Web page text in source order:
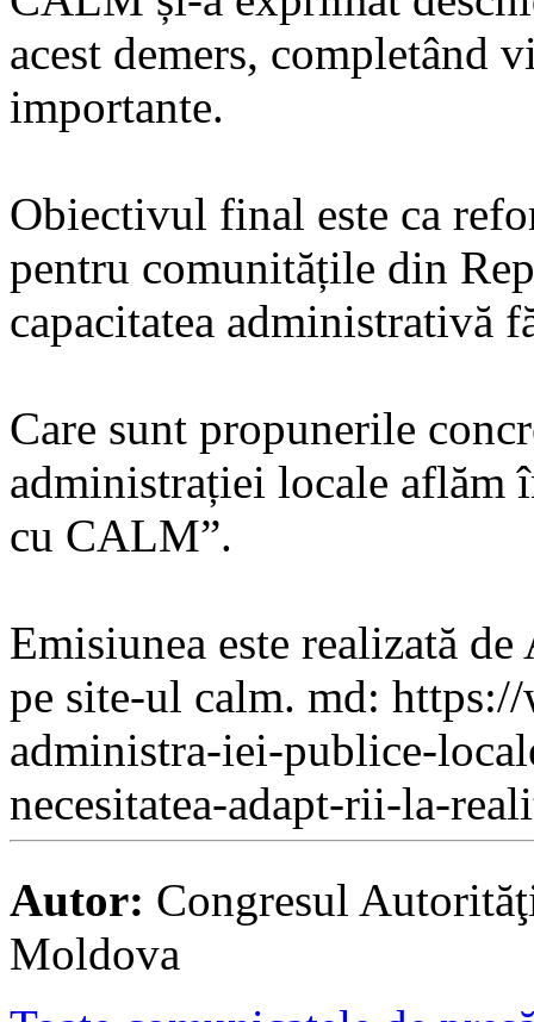
acest demers, completând
importante.
Obiectivul final este ca
pentru comunitățile din
capacitatea administrativă
Care sunt propunerile
administrației locale aflăm
cu CALM”.
Emisiunea este realizată
pe site-ul calm. md:
administra-iei-publice-
necesitatea-adapt-rii-la-
Autor: Congresul
Moldova